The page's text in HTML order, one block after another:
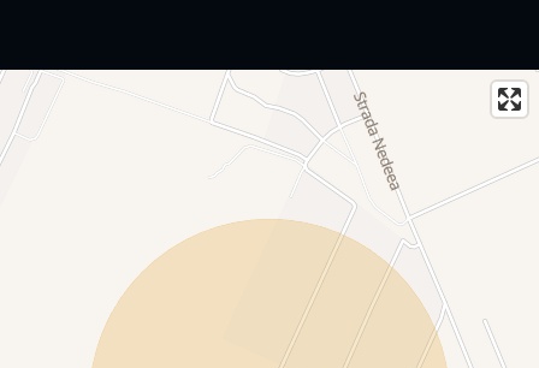
contacteaza-ma.